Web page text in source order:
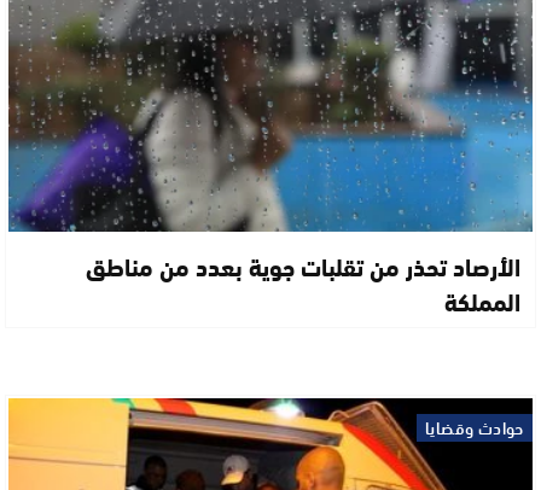
الأرصاد تحذر من تقلبات جوية بعدد من مناطق
المملكة
حوادث وقضايا